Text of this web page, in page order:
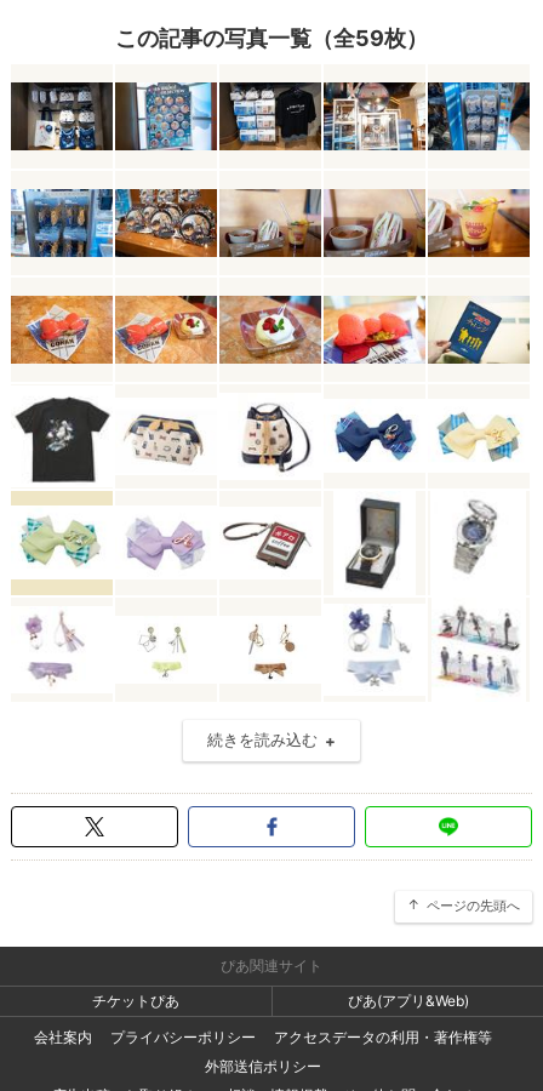
この記事の写真一覧（全59枚）
続きを読み込む
ページの先頭へ
ぴあ関連サイト
チケットぴあ
ぴあ(アプリ&Web)
会社案内
プライバシーポリシー
アクセスデータの利用・著作権等
外部送信ポリシー